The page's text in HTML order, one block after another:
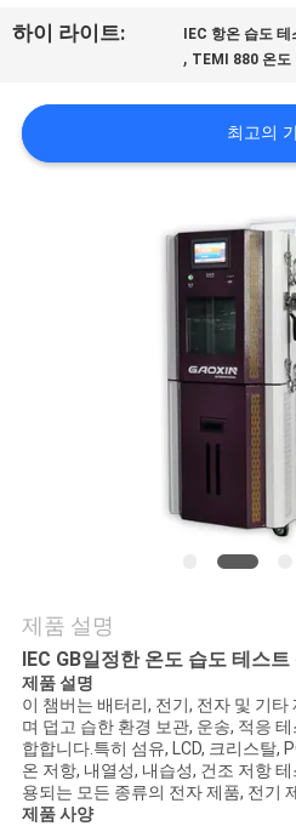
여
품
뉴
스
인
하이 라이트: IEC 항온 습도
, TEMI 880 온도
최고의
제품 설명
IEC GB일정한 온도 습도 테스트
제품 설명
이 챔버는 배터리, 전기, 전자 및 기
며 덥고 습한 환경 보관, 운송, 적응
합합니다.특히 섬유, LCD, 크리스탈,
온 저항, 내열성, 내습성, 건조 저항
용되는 모든 종류의 전자 제품, 전기
제품 사양